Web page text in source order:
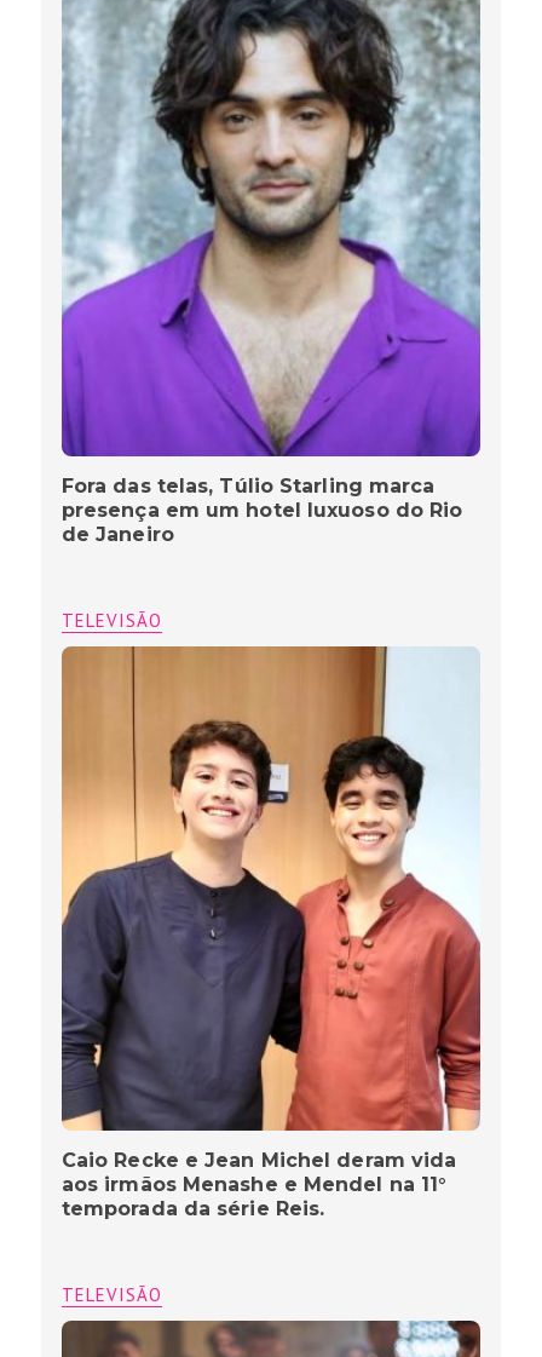
Fora das telas, Túlio Starling marca
presença em um hotel luxuoso do Rio
de Janeiro
TELEVISÃO
Caio Recke e Jean Michel deram vida
aos irmãos Menashe e Mendel na 11°
temporada da série Reis.
TELEVISÃO